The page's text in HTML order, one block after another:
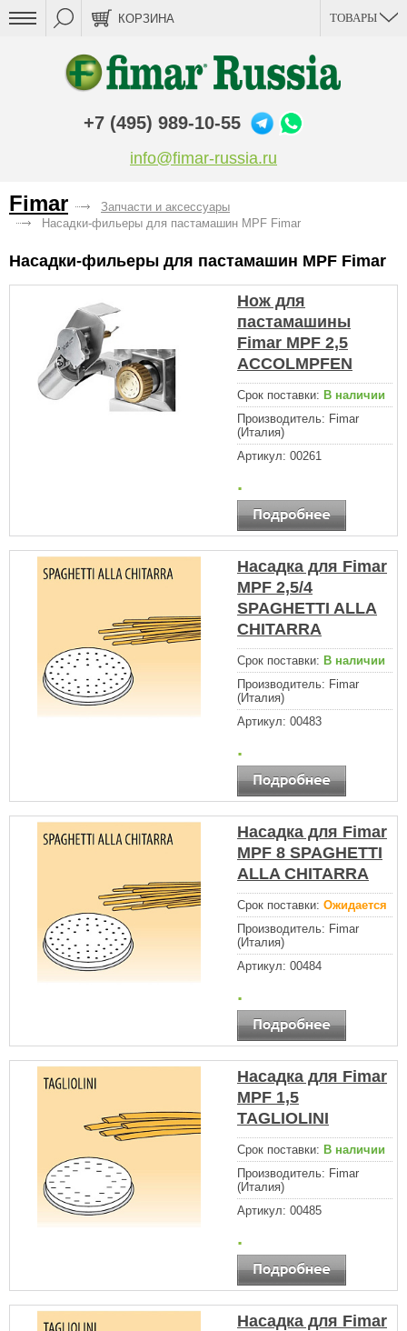
ТОВАРЫ
КОРЗИНА
+7 (495) 989-10-55
info@fimar-russia.ru
Fimar
Запчасти и аксессуары
Насадки-фильеры для пастамашин MPF Fimar
Насадки-фильеры для пастамашин MPF Fimar
Нож для
пастамашины
Fimar MPF 2,5
ACCOLMPFEN
Срок поставки: В наличии
Производитель: Fimar
(Италия)
Артикул: 00261
.
Насадка для Fimar
MPF 2,5/4
SPAGHETTI ALLA
CHITARRA
Срок поставки: В наличии
Производитель: Fimar
(Италия)
Артикул: 00483
.
Насадка для Fimar
MPF 8 SPAGHETTI
ALLA CHITARRA
Срок поставки: Ожидается
Производитель: Fimar
(Италия)
Артикул: 00484
.
Насадка для Fimar
MPF 1,5
TAGLIOLINI
Срок поставки: В наличии
Производитель: Fimar
(Италия)
Артикул: 00485
.
Насадка для Fimar